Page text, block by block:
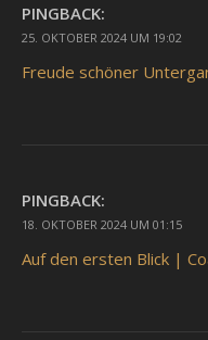
PINGBACK:
25. OKTOBER 2024 UM 19:02
Freude schöner
PINGBACK:
18. OKTOBER 2024 UM 01:15
Auf den ersten Blick |